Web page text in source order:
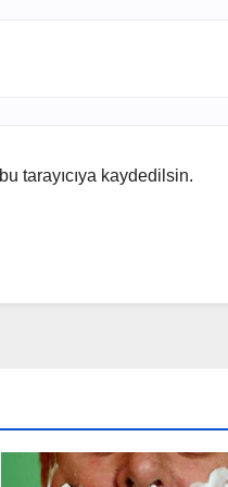
tarayıcıya kaydedilsin.